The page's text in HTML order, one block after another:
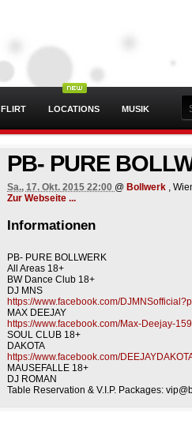
FLIRT LOCATIONS MUSIK
PB- PURE
Sa., 17. Okt. 2015 22:00 @ Bollwerk ,
Zur Webseite ...
Informationen
PB- PURE BOLLWERK
All Areas 18+
BW Dance Club 18+
DJ MNS
https://www.facebook.com/
MAX DEEJAY
https://www.facebook.com/Max-Deejay-
SOUL CLUB 18+
DAKOTA
https://www.facebook.com/
MAUSEFALLE 18+
DJ ROMAN
Table Reservation & V.I.P. Packages: